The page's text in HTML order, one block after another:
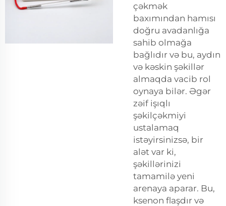
çəkmək
baxımından hamısı
doğru avadanlığa
sahib olmağa
bağlıdır və bu, aydın
və kəskin şəkillər
almaqda vacib rol
oynaya bilər. Əgər
zəif işıqlı
şəkilçəkmiyi
ustalamaq
istəyirsinizsə, bir
alət var ki,
şəkillərinizi
tamamilə yeni
arenaya aparar. Bu,
ksenon flaşdır və